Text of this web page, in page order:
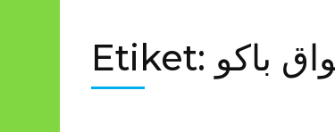
Etiket: باكو